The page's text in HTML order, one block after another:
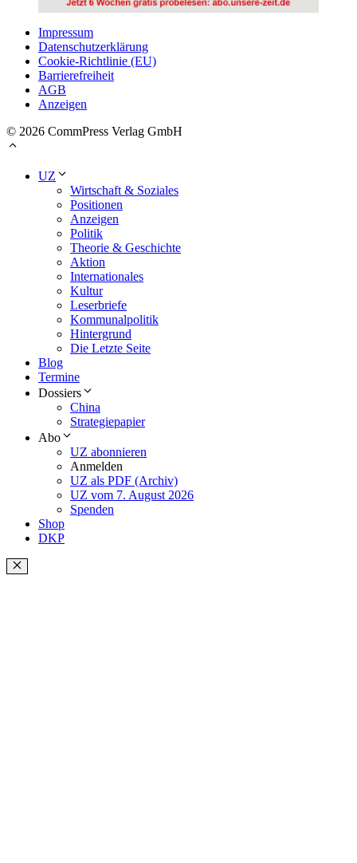
Impressum
Datenschutzerklärung
Cookie-Richtlinie (EU)
Barrierefreiheit
AGB
Anzeigen
© 2026 CommPress Verlag GmbH
UZ
Wirtschaft & Soziales
Positionen
Anzeigen
Politik
Theorie & Geschichte
Aktion
Internationales
Kultur
Leserbriefe
Kommunalpolitik
Hintergrund
Die Letzte Seite
Blog
Termine
Dossiers
China
Strategiepapier
Abo
UZ abonnieren
Anmelden
UZ als PDF (Archiv)
UZ vom 7. August 2026
Spenden
Shop
DKP
Schließen